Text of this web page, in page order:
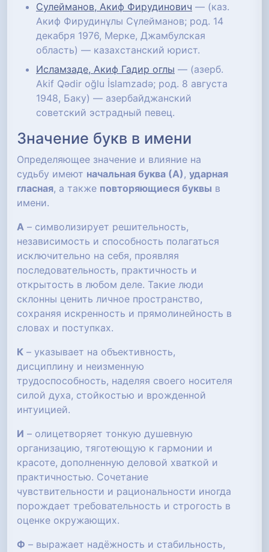
Сулейманов, Акиф Фирудинович — (каз.
Акиф Фирудинұлы Сүлейманов; род. 14
декабря 1976, Мерке, Джамбулская
область) — казахстанский юрист.
Исламзаде, Акиф Гадир оглы — (азерб.
Akif Qədir oğlu İslamzadə; род. 8 августа
1948, Баку) — азербайджанский
советский эстрадный певец.
Значение букв в имени
Определяющее значение и влияние на
судьбу имеют начальная буква (А), ударная
гласная, а также повторяющиеся буквы в
имени.
А – символизирует решительность,
независимость и способность полагаться
исключительно на себя, проявляя
последовательность, практичность и
открытость в любом деле. Такие люди
склонны ценить личное пространство,
сохраняя искренность и прямолинейность в
словах и поступках.
К – указывает на объективность,
дисциплину и неизменную
трудоспособность, наделяя своего носителя
силой духа, стойкостью и врожденной
интуицией.
И – олицетворяет тонкую душевную
организацию, тяготеющую к гармонии и
красоте, дополненную деловой хваткой и
практичностью. Сочетание
чувствительности и рациональности иногда
порождает требовательность и строгость в
оценке окружающих.
Ф – выражает надёжность и стабильность,